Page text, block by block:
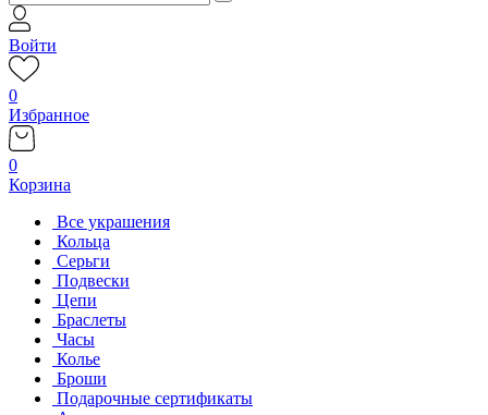
Войти
0
Избранное
0
Корзина
Все украшения
Кольца
Серьги
Подвески
Цепи
Браслеты
Часы
Колье
Броши
Подарочные сертификаты